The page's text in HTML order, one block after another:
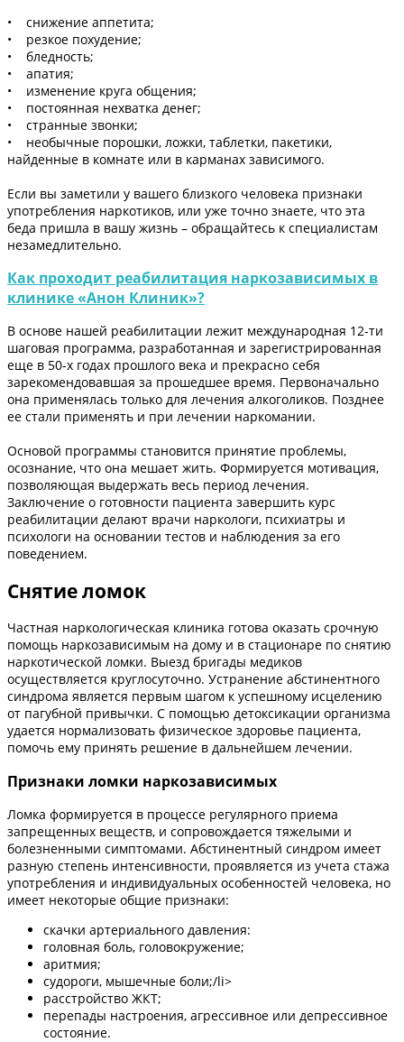
• снижение аппетита;
• резкое похудение;
• бледность;
• апатия;
• изменение круга общения;
• постоянная нехватка денег;
• странные звонки;
• необычные порошки, ложки, таблетки, пакетики,
найденные в комнате или в карманах зависимого.
Если вы заметили у вашего близкого человека признаки
употребления наркотиков, или уже точно знаете, что эта
беда пришла в вашу жизнь – обращайтесь к специалистам
незамедлительно.
Как проходит реабилитация наркозависимых в
клинике «Анон Клиник»?
В основе нашей реабилитации лежит международная 12-ти
шаговая программа, разработанная и зарегистрированная
еще в 50-х годах прошлого века и прекрасно себя
зарекомендовавшая за прошедшее время. Первоначально
она применялась только для лечения алкоголиков. Позднее
ее стали применять и при лечении наркомании.
Основой программы становится принятие проблемы,
осознание, что она мешает жить. Формируется мотивация,
позволяющая выдержать весь период лечения.
Заключение о готовности пациента завершить курс
реабилитации делают врачи наркологи, психиатры и
психологи на основании тестов и наблюдения за его
поведением.
Снятие ломок
Частная наркологическая клиника готова оказать срочную
помощь наркозависимым на дому и в стационаре по снятию
наркотической ломки. Выезд бригады медиков
осуществляется круглосуточно. Устранение абстинентного
синдрома является первым шагом к успешному исцелению
от пагубной привычки. С помощью детоксикации организма
удается нормализовать физическое здоровье пациента,
помочь ему принять решение в дальнейшем лечении.
Признаки ломки наркозависимых
Ломка формируется в процессе регулярного приема
запрещенных веществ, и сопровождается тяжелыми и
болезненными симптомами. Абстинентный синдром имеет
разную степень интенсивности, проявляется из учета стажа
употребления и индивидуальных особенностей человека, но
имеет некоторые общие признаки:
скачки артериального давления:
головная боль, головокружение;
аритмия;
судороги, мышечные боли;/li>
расстройство ЖКТ;
перепады настроения, агрессивное или депрессивное
состояние.